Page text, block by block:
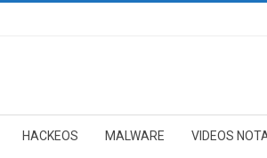
HACKEOS MALWARE VIDEOS